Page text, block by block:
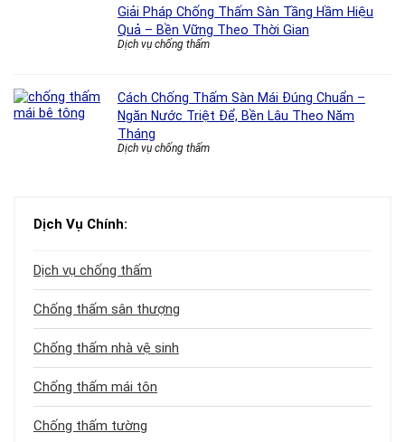
Giải Pháp Chống Thấm Sàn Tầng Hầm Hiệu
Quả – Bền Vững Theo Thời Gian
Dịch vụ chống thấm
Cách Chống Thấm Sàn Mái Đúng Chuẩn –
Ngăn Nước Triệt Để, Bền Lâu Theo Năm
Tháng
Dịch vụ chống thấm
Dịch Vụ Chính:
Dịch vụ chống thấm
Chống thấm sân thượng
Chống thấm nhà vệ sinh
Chống thấm mái tôn
Chống thấm tường